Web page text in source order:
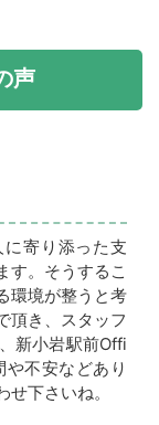
声
寄り添った支
す。そうするこ
環境が整うと考
頂き、スタッフ
新小岩駅前Offi
不安などあり
下さいね。